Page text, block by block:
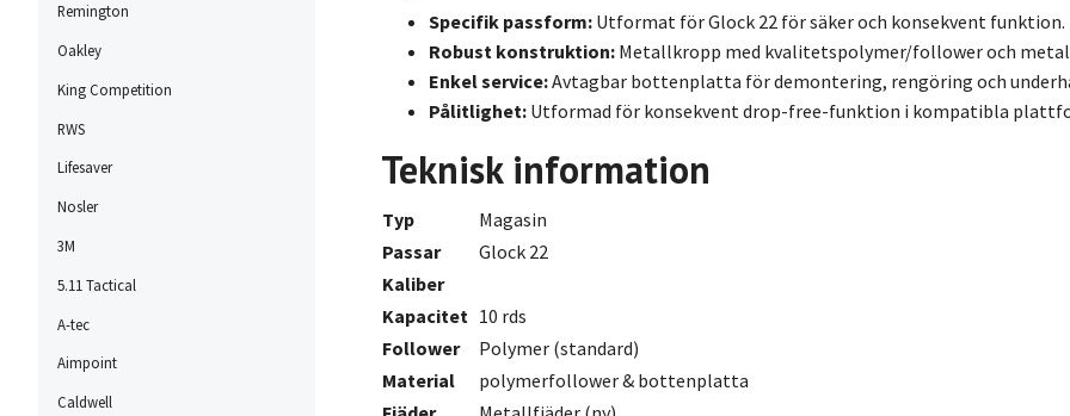
Remington
Oakley
King Competition
RWS
Lifesaver
Nosler
3M
5.11 Tactical
A-tec
Aimpoint
Caldwell
Specifik passform: Utformat för Glock 22 för säker och konsekvent funktion.
Robust konstruktion: Metallkropp med kvalitetspolymer/follower och
Enkel service:Avtagbar bottenplatta för demontering, rengöring och
Pålitlighet: Utformad för konsekvent drop-free-funktion i kompatibla
Teknisk information
Typ
Magasin
Passar
Glock 22
Kaliber
Kapacitet 10 rds
Follower
Polymer (standard)
Material
polymerfollower & bottenplatta